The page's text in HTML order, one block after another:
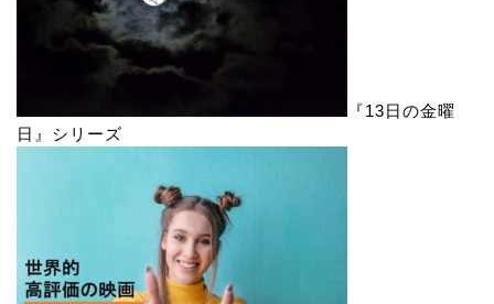
『13日の金曜
日』シリーズ